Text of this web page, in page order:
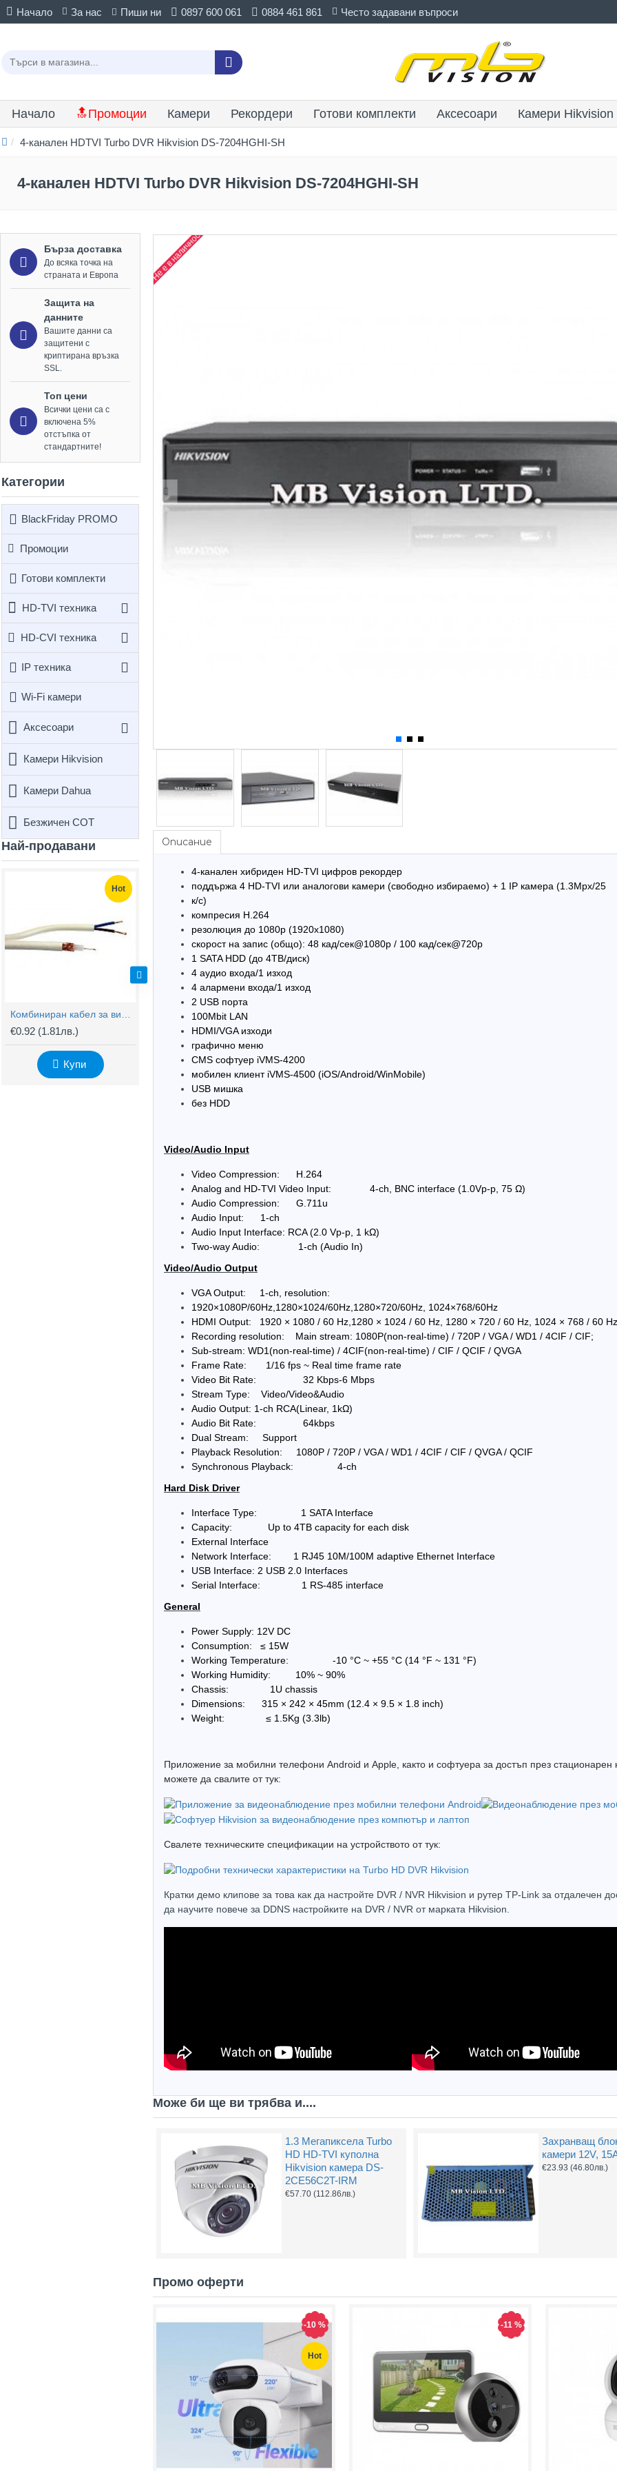
Начало За нас Пиши ни 0897 600 061 0884 461 861 Често задавани въпроси
Начало 🔝Промоции Камери Рекордери Готови комплекти Аксесоари Камери Hikvision
4-канален HDTVI Turbo DVR Hikvision DS-7204HGHI-SH
4-канален HDTVI Turbo DVR Hikvision DS-7204HGHI-SH
Бърза доставка
До всяка точка на
страната и Европа
Защита на
данните
Вашите данни са
защитени с
криптирана връзка
SSL.
Топ цени
Всички цени са с
включена 5%
отстъпка от
стандартните!
Категории
BlackFriday PROMO
Промоции
Готови комплекти
HD-TVI техника
HD-CVI техника
IP техника
Wi-Fi камери
Аксесоари
Камери Hikvision
Камери Dahua
Безжичен СОТ
Най-продавани
Hot
€0.92 (1.81лв.)
Купи
Hot
BNC Kонектор с Винт
€0.61(1.20лв.)
Купи
Hot Hot
Не е в наличност
Описание
4-канален хибриден HD-TVI цифров рекордер
поддържа 4 HD-TVI или аналогови камери (свободно избираемо) + 1 IP камера (1.3Mpx/25
к/с)
компресия H.264
резолюция до 1080p (1920x1080)
скорост на запис (общо): 48 кад/сек@1080p / 100 кад/сек@720p
1 SATA HDD (до 4ТВ/диск)
4 аудио входа/1 изход
4 алармени входа/1 изход
2 USB порта
100Mbit LAN
HDMI/VGA изходи
графично меню
CMS софтуер iVMS-4200
мобилен клиент iVMS-4500 (iOS/Android/WinMobile)
USB мишка
без HDD
Video/Audio Input
Video Compression: H.264
Analog and HD-TVI Video Input: 4-ch, BNC interface (1.0Vp-p, 75 Ω)
Audio Compression: G.711u
Audio Input: 1-ch
Audio Input Interface: RCA (2.0 Vp-p, 1 kΩ)
Two-way Audio: 1-ch (Audio In)
Video/Audio Output
VGA Output: 1-ch, resolution:
1920×1080P/60Hz,1280×1024/60Hz,1280×720/60Hz, 1024×768/60Hz
HDMI Output: 1920 × 1080 / 60 Hz,1280 × 1024 / 60 Hz, 1280 × 720 / 60 Hz, 1024 × 768 / 60 Hz
Recording resolution: Main stream: 1080P(non-real-time) / 720P / VGA / WD1 / 4CIF / CIF;
Sub-stream: WD1(non-real-time) / 4CIF(non-real-time) / CIF / QCIF / QVGA
Frame Rate: 1/16 fps ~ Real time frame rate
Video Bit Rate: 32 Kbps-6 Mbps
Stream Type: Video/Video&Audio
Audio Output: 1-ch RCA(Linear, 1kΩ)
Audio Bit Rate: 64kbps
Dual Stream: Support
Playback Resolution: 1080P / 720P / VGA / WD1 / 4CIF / CIF / QVGA / QCIF
Synchronous Playback: 4-ch
Hard Disk Driver
Interface Type: 1 SATA Interface
Capacity: Up to 4TB capacity for each disk
External Interface
Network Interface: 1 RJ45 10M/100M adaptive Ethernet Interface
USB Interface: 2 USB 2.0 Interfaces
Serial Interface: 1 RS-485 interface
General
Power Supply: 12V DC
Consumption: ≤ 15W
Working Temperature: -10 °C ~ +55 °C (14 °F ~ 131 °F)
Working Humidity: 10% ~ 90%
Chassis: 1U chassis
Dimensions: 315 × 242 × 45mm (12.4 × 9.5 × 1.8 inch)
Weight: ≤ 1.5Kg (3.3lb)
Приложение за мобилни телефони Android и Apple, както и софтуера за достъп през
можете да свалите от тук:
Свалете техническите спецификации на устройството от тук:
Кратки демо клипове за това как да настройте DVR / NVR Hikvision и рутер TP-Link за отдалечен
да научите повече за DDNS настройките на DVR / NVR от марката Hikvision.
Може би ще ви трябва и....
1.3 Мегапиксела Turbo
HD HD-TVI куполна
Hikvision камера DS-
2CE56C2T-IRM
€57.70 (112.86лв.)
Захранващ
камери 12V,
€23.93 (46.80лв.)
Промо оферти
Hot
-10 % -11 %